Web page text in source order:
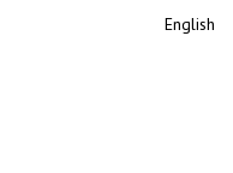
English